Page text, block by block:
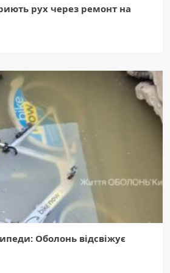
рух через ремонт на
Оболонь відсвіжує